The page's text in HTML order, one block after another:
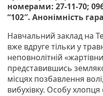
номерами: 27-11-70;
“102″. Анонімність
Навчальний заклад на
вже вдруге тільки у
неповнолітній
представившись
місцях позбавлення
вибухівку. Особу